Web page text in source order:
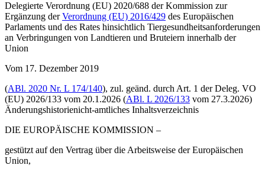
Delegierte Verordnung (EU) 2020/688 der Kommission zur
Ergänzung derVerordnung (EU) 2016/429 des Europäischen
Parlaments und des Rates hinsichtlich Tiergesundheitsanforderungen
an Verbringungen von Landtieren und Bruteiern innerhalb der
Union
Vom 17. Dezember 2019
(ABl. 2020 Nr. L 174/140), zul. geänd. durch Art. 1 der Deleg. VO
(EU) 2026/133 vom 20.1.2026 (ABl. L 2026/133 vom 27.3.2026)
Änderungshistorienicht-amtliches Inhaltsverzeichnis
DIE EUROPÄISCHE KOMMISSION –
gestützt auf den Vertrag über die Arbeitsweise der Europäischen
Union,